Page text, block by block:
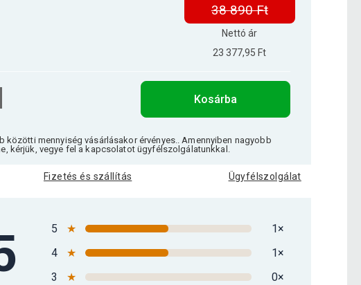
38 890 Ft
Nettó ár
23 377,95 Ft
Kosárba
közötti mennyiség vásárlásakor érvényes.. Amennyiben nagyobb
kérjük, vegye fel a kapcsolatot ügyfélszolgálatunkkal.
Fizetés és szállítás Ügyfélszolgálat
5 ★
1×
4
★
1×
3
★
0×